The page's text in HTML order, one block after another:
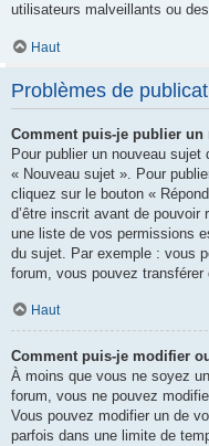
utilisateurs malveillants ou
Haut
Problèmes de
Comment puis-je publier un
Pour publier un nouveau
« Nouveau sujet ». Pour
cliquez sur le bouton «
d’être inscrit avant de pouvoir
une liste de vos permissions
du sujet. Par exemple : vous
forum, vous pouvez
Haut
Comment puis-je modifier
À moins que vous ne soyez
forum, vous ne pouvez
Vous pouvez modifier un de
parfois dans une limite de